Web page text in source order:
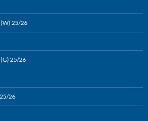
(W) 25/26
(G) 25/26
26